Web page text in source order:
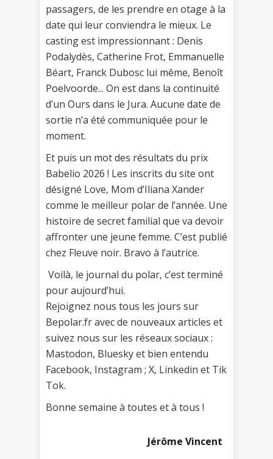
passagers, de les prendre en otage à la
date qui leur conviendra le mieux. Le
casting est impressionnant : Denis
Podalydès, Catherine Frot, Emmanuelle
Béart, Franck Dubosc lui même, Benoît
Poelvoorde... On est dans la continuité
d’un Ours dans le Jura. Aucune date de
sortie n’a été communiquée pour le
moment.
Et puis un mot des résultats du prix
Babelio 2026 ! Les inscrits du site ont
désigné Love, Mom d’Iliana Xander
comme le meilleur polar de l’année. Une
histoire de secret familial que va devoir
affronter une jeune femme. C’est publié
chez Fleuve noir. Bravo à l’autrice.
Voilà, le journal du polar, c’est terminé
pour aujourd’hui.
Rejoignez nous tous les jours sur
Bepolar.fr avec de nouveaux articles et
suivez nous sur les réseaux sociaux :
Mastodon, Bluesky et bien entendu
Facebook, Instagram ; X, Linkedin et Tik
Tok.
Bonne semaine à toutes et à tous !
Jérôme Vincent